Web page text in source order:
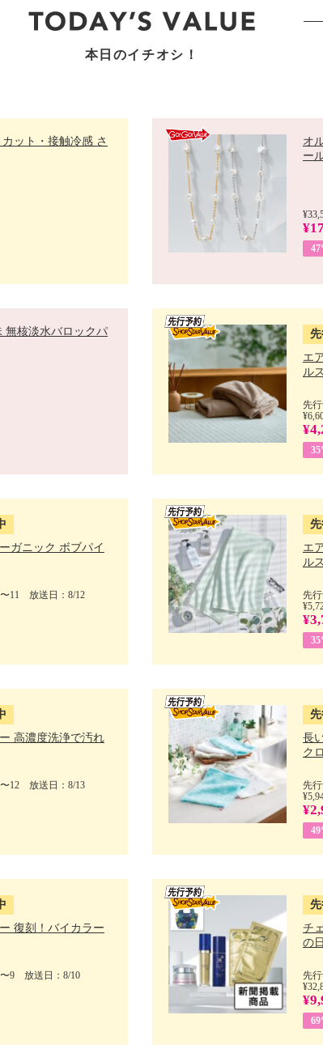
本日のイチオシ！
ット・接触冷感 さ
オ
ー
無核淡水バロックパ
エ
ル
先
ガニック ボブパイ
11 放送日：8/12
エ
ル
先
高濃度洗浄で汚れ
12 放送日：8/13
長
ク
先
復刻！バイカラー
〜9 放送日：8/10
チ
の
先